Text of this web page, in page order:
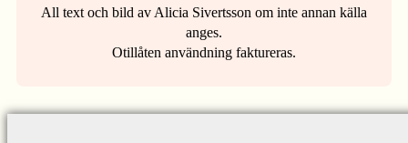
All text och bild av Alicia Sivertsson om inte annan källa
anges.
Otillåten användning faktureras.